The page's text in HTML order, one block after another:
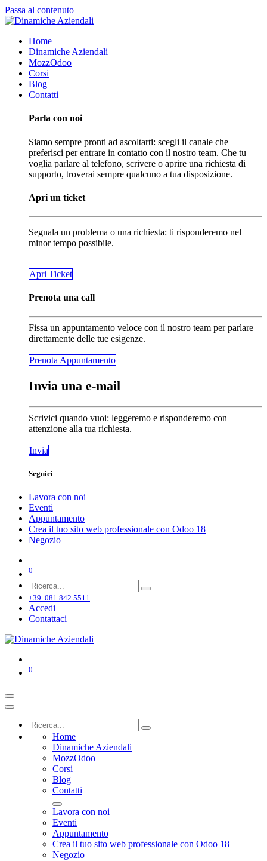
Passa al contenuto
Home
Dinamiche Aziendali
MozzOdoo
Corsi
Blog
Contatti
Parla con noi
Siamo sempre pronti ad ascoltarti: scegli il canale che
preferisci per entrare in contatto con il nostro team. Che tu
voglia parlare al telefono, scrivere o aprire una richiesta di
supporto, troverai sempre qualcuno a tua disposizione.
Apri un ticket
Segnala un problema o una richiesta: ti risponderemo nel
minor tempo possibile.
​​​​Apri Ticket
Prenota una call
Fissa un appuntamento veloce con il nostro team per parlare
direttamente delle tue esigenze.
Prenota Appunta​​​​mento
Invia una e-mail
Scrivici quando vuoi: leggeremo e risponderemo con
attenzione alla tua richiesta.
Invia
Seguici
Lavora con noi
Eventi
Appuntamento
Crea il tuo sito web professionale con Odoo 18
Negozio
0
+39 081 842 5511
Accedi
Contattaci
0
Home
Dinamiche Aziendali
MozzOdoo
Corsi
Blog
Contatti
Lavora con noi
Eventi
Appuntamento
Crea il tuo sito web professionale con Odoo 18
Negozio